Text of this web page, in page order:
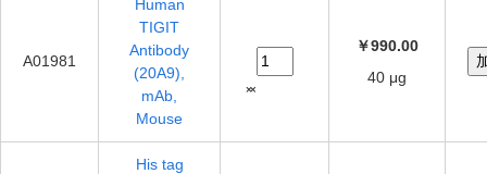
A01981
Human
TIGIT
Antibody
(20A9),
mAb,
Mouse
￥990.00
40 μg
His tag